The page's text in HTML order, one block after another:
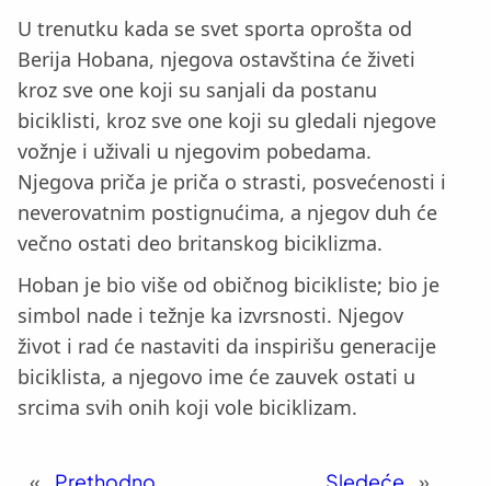
U trenutku kada se svet sporta oprošta od
Berija Hobana, njegova ostavština će živeti
kroz sve one koji su sanjali da postanu
biciklisti, kroz sve one koji su gledali njegove
vožnje i uživali u njegovim pobedama.
Njegova priča je priča o strasti, posvećenosti i
neverovatnim postignućima, a njegov duh će
večno ostati deo britanskog biciklizma.
Hoban je bio više od običnog bicikliste; bio je
simbol nade i težnje ka izvrsnosti. Njegov
život i rad će nastaviti da inspirišu generacije
biciklista, a njegovo ime će zauvek ostati u
srcima svih onih koji vole biciklizam.